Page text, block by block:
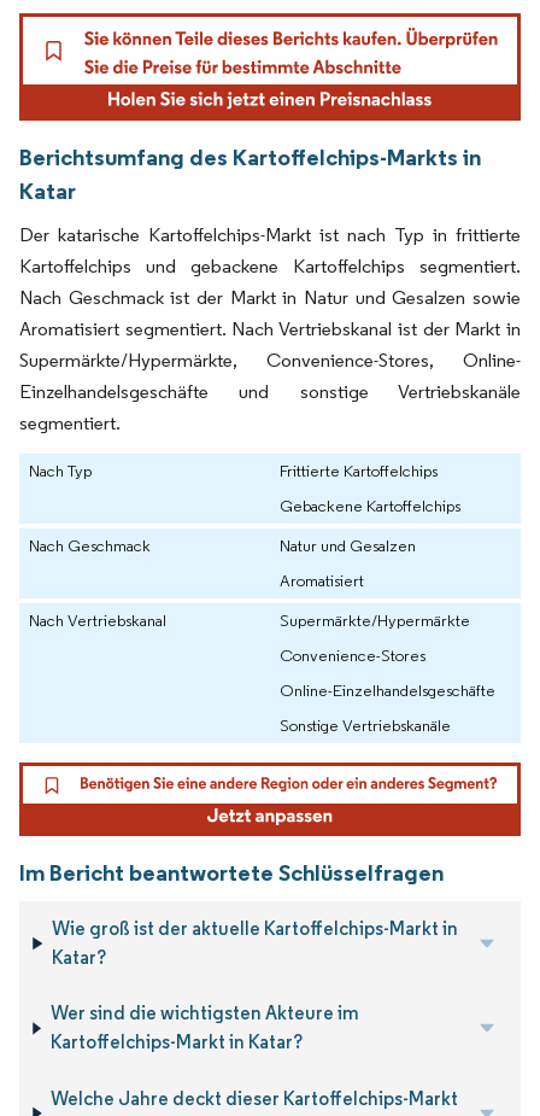
Berichtsumfang des Kartoffelchips-Markts in
Katar
Der katarische Kartoffelchips-Markt ist nach Typ in frittierte
Kartoffelchips und gebackene Kartoffelchips segmentiert.
Nach Geschmack ist der Markt in Natur und Gesalzen sowie
Aromatisiert segmentiert. Nach Vertriebskanal ist der Markt in
Supermärkte/Hypermärkte, Convenience-Stores, Online-
Einzelhandelsgeschäfte und sonstige Vertriebskanäle
segmentiert.
Nach Typ
Frittierte Kartoffelchips
Gebackene Kartoffelchips
Nach Geschmack
Natur und Gesalzen
Aromatisiert
Nach Vertriebskanal
Supermärkte/Hypermärkte
Convenience-Stores
Online-Einzelhandelsgeschäfte
Sonstige Vertriebskanäle
Im Bericht beantwortete Schlüsselfragen
Wie groß ist der aktuelle Kartoffelchips-Markt in
Katar?
Wer sind die wichtigsten Akteure im
Kartoffelchips-Markt in Katar?
Welche Jahre deckt dieser Kartoffelchips-Markt